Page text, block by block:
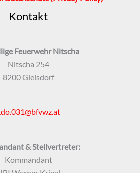
Kontakt
Feuerwehr Nitscha
Nitscha 254
8200 Gleisdorf
& Stellvertreter:
Kommandant